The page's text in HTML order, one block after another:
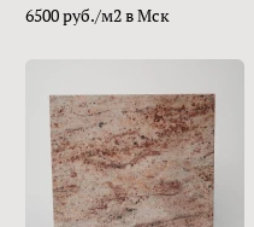
6500 руб./м2 в Мск